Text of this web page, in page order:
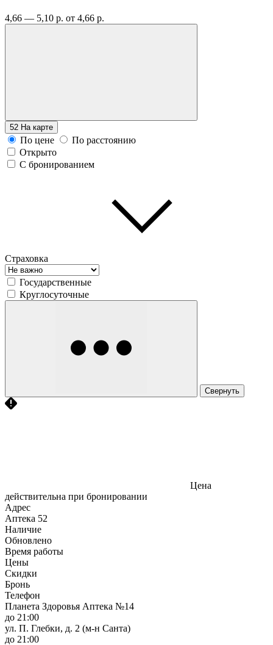
4,66 — 5,10 р. от 4,66 р.
52 На карте
По цене
По расстоянию
Открыто
С бронированием
Страховка
Государственные
Круглосуточные
Свернуть
Цена
действительна при бронировании
Адрес
Аптека 52
Наличие
Обновлено
Время работы
Цены
Скидки
Бронь
Телефон
Планета Здоровья Аптека №14
до 21:00
ул. П. Глебки, д. 2 (м-н Санта)
до 21:00